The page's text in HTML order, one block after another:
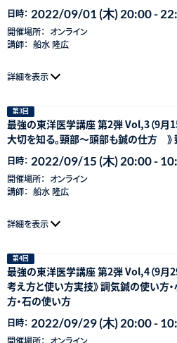
日時： 2022/09/01 (木) 20:00 -
開催場所： オンライン
講師： 船水 隆広
詳細を表示
第3回
最強の東洋医学講座 第2弾 Vol,3（9月
大切を知る。頸部〜頭部も鍼の仕方
日時： 2022/09/15 (木) 20:00 -
開催場所： オンライン
講師： 船水 隆広
詳細を表示
第4回
最強の東洋医学講座 第2弾 Vol,4（9月29
考え方と使い方実技》 調気鍼の使い方
方・石の使い方
日時： 2022/09/29 (木) 20:00 -